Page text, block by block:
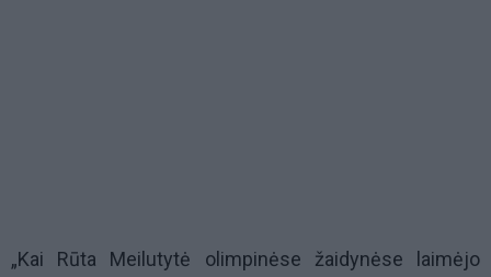
„Kai Rūta Meilutytė olimpinėse žaidynėse laimėjo